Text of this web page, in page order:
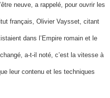
neuve, a rappelé, pour ouvrir les
français, Olivier Vaysset, citant
dans l’Empire romain et le
a-t-il noté, c’est la vitesse à
leur contenu et les techniques